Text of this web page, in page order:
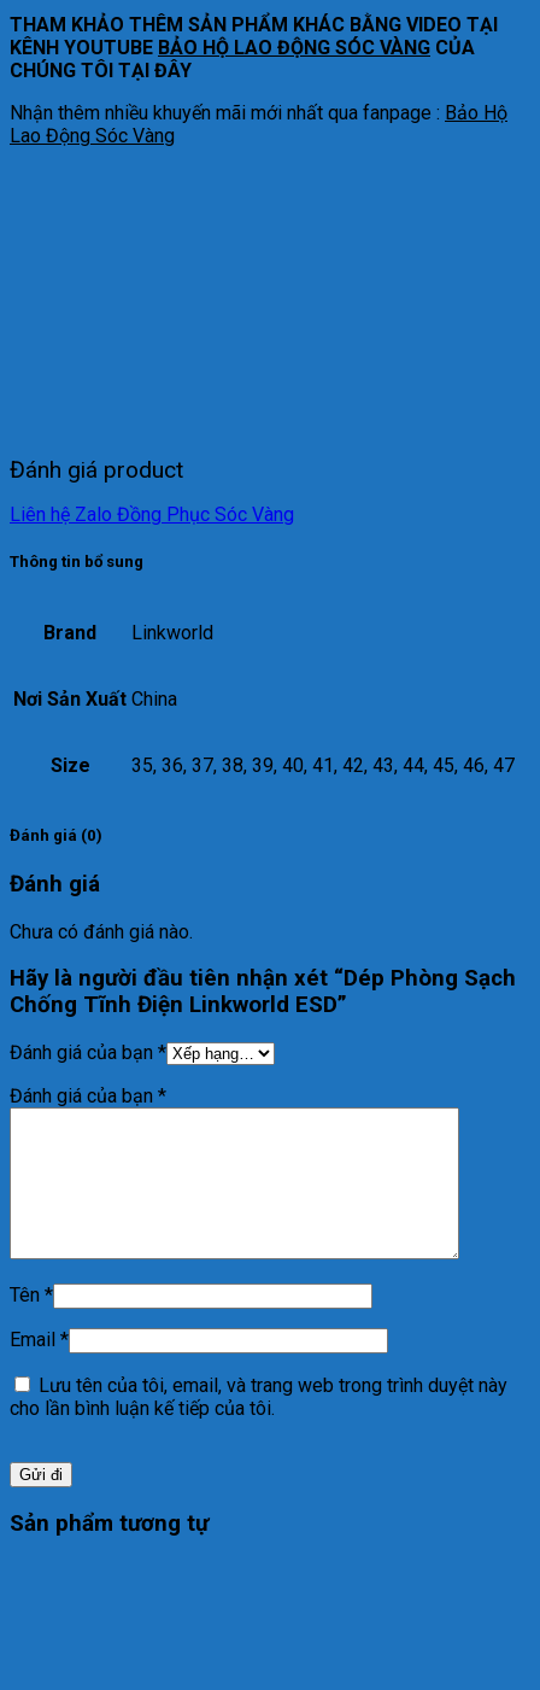
THAM KHẢO THÊM SẢN PHẨM KHÁC BẰNG VIDEO TẠI
KÊNH YOUTUBE BẢO HỘ LAO ĐỘNG SÓC VÀNG CỦA
CHÚNG TÔI TẠI ĐÂY
Nhận thêm nhiều khuyến mãi mới nhất qua fanpage : Bảo Hộ
Lao Động Sóc Vàng
Đánh giá product
Liên hệ Zalo Đồng Phục Sóc Vàng
Thông tin bổ sung
Brand Linkworld
Nơi Sản Xuất China
Size 35, 36, 37, 38, 39, 40, 41, 42, 43, 44, 45, 46, 47
Đánh giá (0)
Đánh giá
Chưa có đánh giá nào.
Hãy là người đầu tiên nhận xét “Dép Phòng Sạch
Chống Tĩnh Điện Linkworld ESD”
Đánh giá của bạn *
Đánh giá của bạn *
Tên *
Email *
Lưu tên của tôi, email, và trang web trong trình duyệt này
cho lần bình luận kế tiếp của tôi.
Sản phẩm tương tự